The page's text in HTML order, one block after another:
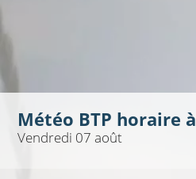
Météo BTP horaire à
Vendredi 07 août